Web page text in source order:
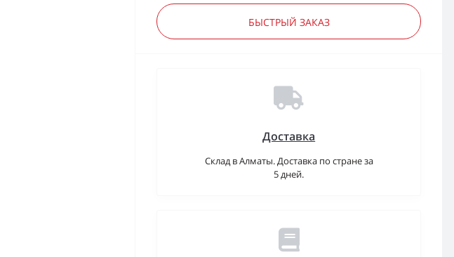
БЫСТРЫЙ ЗАКАЗ
Доставка
Склад в Алматы. Доставка по стране за
5 дней.